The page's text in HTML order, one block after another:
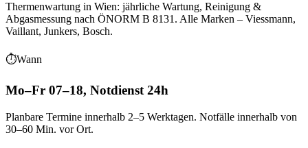
Thermenwartung in Wien: jährliche Wartung, Reinigung &
Abgasmessung nach ÖNORM B 8131. Alle Marken – Viessmann,
Vaillant, Junkers, Bosch.
⏱Wann
Mo–Fr 07–18, Notdienst 24h
Planbare Termine innerhalb 2–5 Werktagen. Notfälle innerhalb von
30–60 Min. vor Ort.